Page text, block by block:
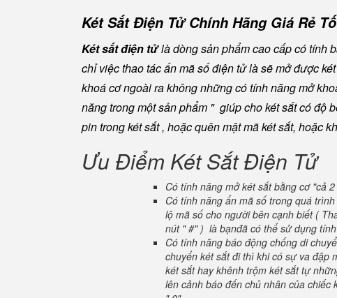
Két Sắt Điện Tử Chính Hãng Giá Rẻ
Két sắt điện tửlà dòng sản phẩm cao cấp có tính
chỉ việc thao tác ấn mã số điện tử là sẽ mở được
khoá cơ ngoài ra không những có tính năng mở
năng trong một sản phẩm " giúp cho két sắt có độ
pin trong két sắt , hoặc quên mật mã két sắt, hoặc
Ưu Điểm Két Sắt Điện Tử
Có tính năng mở két sắt bằng cơ "cả
Có tính năng ẩn mã số trong quá
lộ mã số cho người bên cạnh biết (
nút " #" ) là bạnđã có thể sử dụng
Có tính năng báo động chống di
chuyển két sắt đi thì khi có sự va đập
két sắt hay khênh trộm két sắt tự
lên cảnh báo đến chủ nhân của